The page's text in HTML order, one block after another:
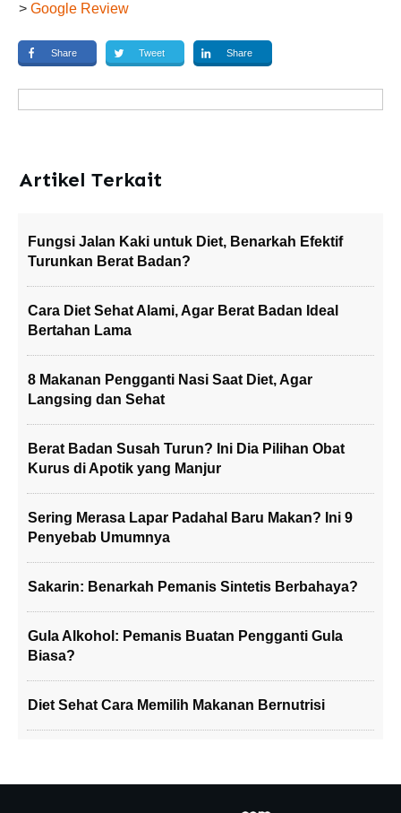
> Google Review
Share Tweet Share
Artikel Terkait
Fungsi Jalan Kaki untuk Diet, Benarkah Efektif
Turunkan Berat Badan?
Cara Diet Sehat Alami, Agar Berat Badan Ideal
Bertahan Lama
8 Makanan Pengganti Nasi Saat Diet, Agar
Langsing dan Sehat
Berat Badan Susah Turun? Ini Dia Pilihan Obat
Kurus di Apotik yang Manjur
Sering Merasa Lapar Padahal Baru Makan? Ini 9
Penyebab Umumnya
Sakarin: Benarkah Pemanis Sintetis Berbahaya?
Gula Alkohol: Pemanis Buatan Pengganti Gula
Biasa?
Diet Sehat Cara Memilih Makanan Bernutrisi